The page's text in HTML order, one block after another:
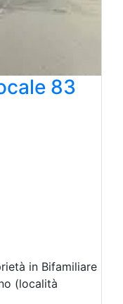
83
in Bifamiliare
(località